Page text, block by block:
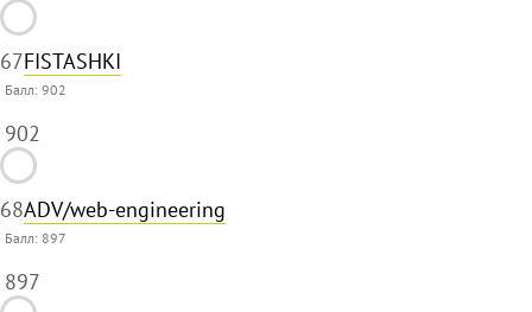
67FISTASHKI
Балл:902
902
68ADV/web-engineering
Балл: 897
897